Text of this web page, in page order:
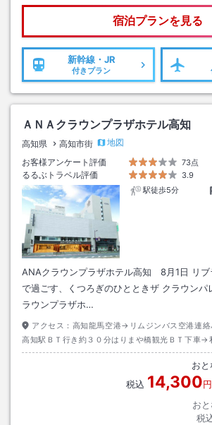
宿泊プランを見る
新幹線・JR
付きプラン
ＡＮＡクラウンプラザホテル高知
高知県 高知市街
地図
お客様アンケート評価
73点
るるぶトラベル評価
3.9
駅徒歩5分
ANAクラウンプラザホテル高知 8月1日 リブ
で過ごす、くつろぎのひとときザ クラウンパ
ラウンプラザホ…
アクセス： 高知龍馬空港→リムジンバス空港連絡
高知駅ＢＴ行き約３０分はりまや橋観光ＢＴ下車→
テツＴＢ前駅から鏡川・朝倉・伊野行き約１０分
おと
税込 14,300円
お
税